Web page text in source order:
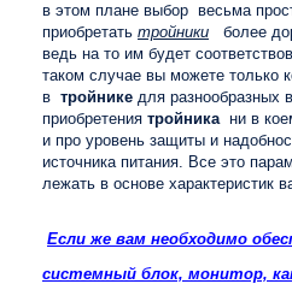
в этом плане выбор весьма
приобретать тройники
более
ведь на то им будет
таком случае вы можете только
в тройнике для разнообразных
приобретения тройника ни в
и про уровень защиты и
источника питания. Все это
лежать в основе характеристик
Если же вам необходимо
системный блок, монитор,